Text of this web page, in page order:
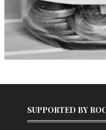
SUPPORTED BY